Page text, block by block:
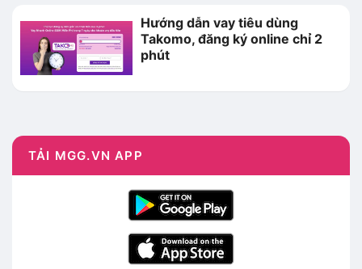
Hướng dẫn vay tiêu dùng
Takomo, đăng ký online chỉ 2
phút
TẢI MGG.VN APP